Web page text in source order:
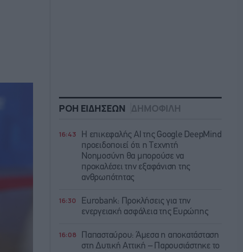
ΡΟΗ ΕΙΔΗΣΕΩΝ ΔΗΜΟΦΙΛΗ
16:43
Η επικεφαλής AI της Google DeepMind
προειδοποιεί ότι η Τεχνητή
Νοημοσύνη θα μπορούσε να
προκαλέσει την εξαφάνιση της
ανθρωπότητας
16:30
Eurobank: Προκλήσεις για την
ενεργειακή ασφάλεια της Ευρώπης
16:08
Παπασταύρου: Άμεσα η αποκατάσταση
στη Δυτική Αττική – Παρουσιάστηκε το